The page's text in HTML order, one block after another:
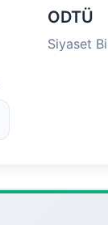
ODTÜ
Siyaset